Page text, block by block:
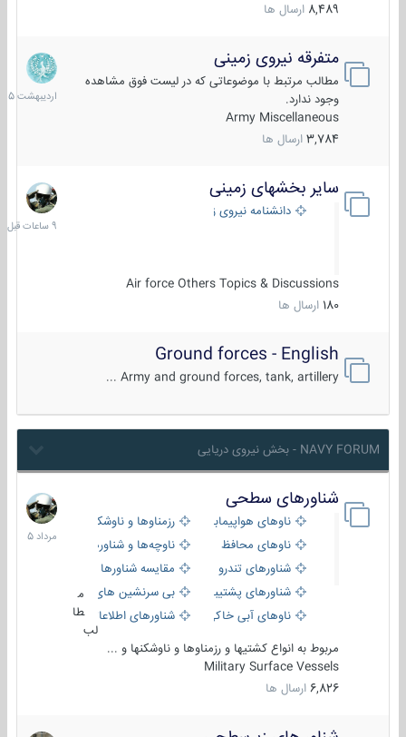
8,489 ارسال ها
متفرقه نیروی زمینی
مطالب مرتبط با موضوعاتی که در لیست فوق مشاهده
وجود ندارد.
Army Miscellaneous
3,784 ارسال ها
27
1405
سایر بخشهای زمینی
دانشنامه نیروی زمینی
Air force Others Topics & Discussions
180 ارسال ها
9
ساعات
قبل
Ground forces - English
Army and ground forces, tank, artillery ...
NAVY FORUM - بخش نیروی دریایی
شناورهای سطحی
ناوهای هواپیمابر و بالگرد بررزمناوها و ناوشکن‌ها
ناوهای محافظ
ناوچه‌ها و شناورهای گشتی
شناورهای تندرو
مقایسه شناورها
شناورهای پشتیبانی
بی سرنشین های دریایی
ناوهای آبی خاکی و نیروبرشناورهای اطلاعاتی و جاسوسی
طا
لب
مربوط به انواع کشتیها و رزمناوها و ناوشکنها و ...
Military Surface Vessels
6,826 ارسال ها
2
مرداد
1405